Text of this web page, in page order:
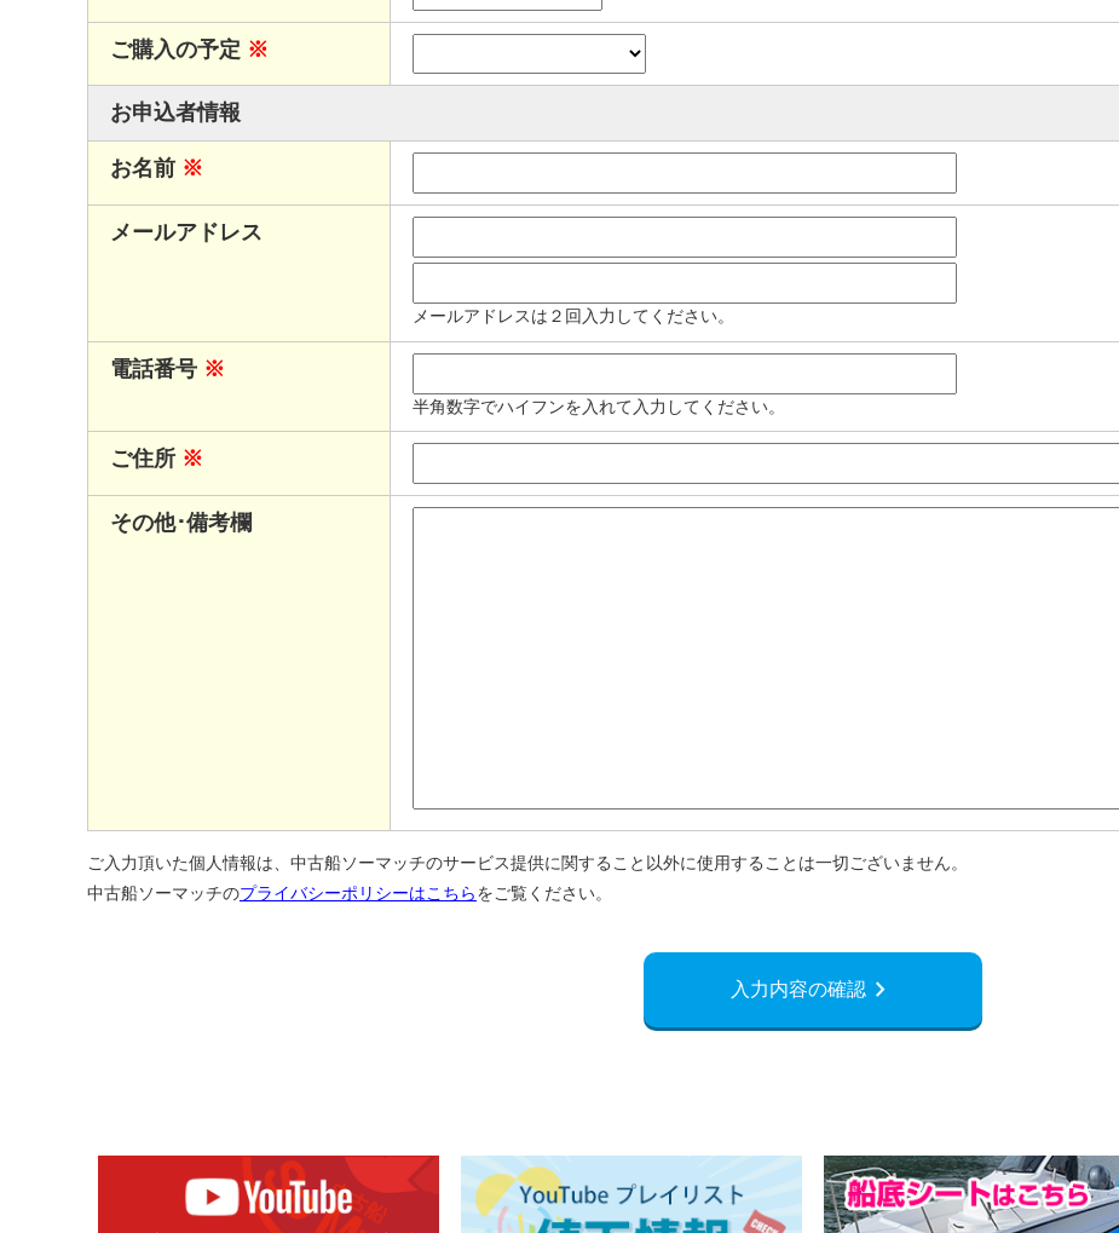
ご購入の予定 ※
お申込者情報
お名前 ※
メールアドレス
メールアドレスは２回入力してください。
電話番号 ※
半角数字でハイフンを入れて入力してください。
ご住所 ※
その他･備考欄
ご入力頂いた個人情報は、中古船ソーマッチのサービス提供に関すること以外に使用することは一切ございません。
中古船ソーマッチのプライバシーポリシーはこちらをご覧ください。
入力内容の確認 navigate_next